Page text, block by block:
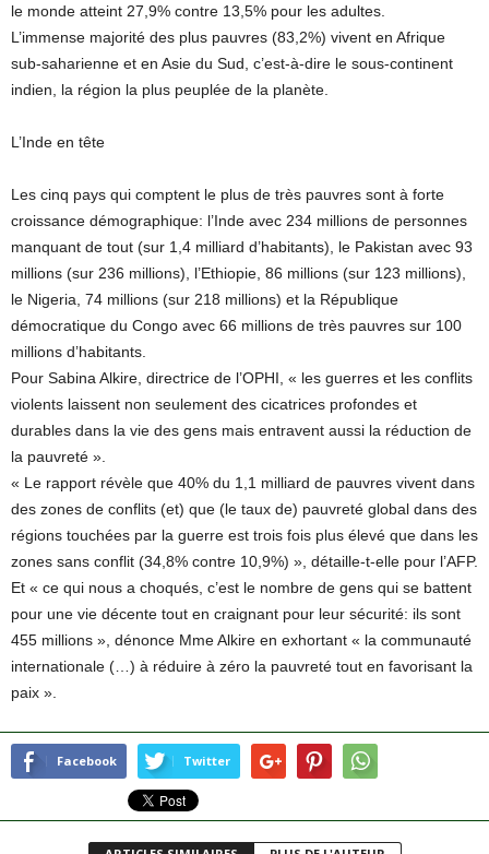
le monde atteint 27,9% contre 13,5% pour les adultes.
L’immense majorité des plus pauvres (83,2%) vivent en Afrique
sub-saharienne et en Asie du Sud, c’est-à-dire le sous-continent
indien, la région la plus peuplée de la planète.
L’Inde en tête
Les cinq pays qui comptent le plus de très pauvres sont à forte
croissance démographique: l’Inde avec 234 millions de personnes
manquant de tout (sur 1,4 milliard d’habitants), le Pakistan avec 93
millions (sur 236 millions), l’Ethiopie, 86 millions (sur 123 millions),
le Nigeria, 74 millions (sur 218 millions) et la République
démocratique du Congo avec 66 millions de très pauvres sur 100
millions d’habitants.
Pour Sabina Alkire, directrice de l’OPHI, « les guerres et les conflits
violents laissent non seulement des cicatrices profondes et
durables dans la vie des gens mais entravent aussi la réduction de
la pauvreté ».
« Le rapport révèle que 40% du 1,1 milliard de pauvres vivent dans
des zones de conflits (et) que (le taux de) pauvreté global dans des
régions touchées par la guerre est trois fois plus élevé que dans les
zones sans conflit (34,8% contre 10,9%) », détaille-t-elle pour l’AFP.
Et « ce qui nous a choqués, c’est le nombre de gens qui se battent
pour une vie décente tout en craignant pour leur sécurité: ils sont
455 millions », dénonce Mme Alkire en exhortant « la communauté
internationale (…) à réduire à zéro la pauvreté tout en favorisant la
paix ».
Facebook Twitter